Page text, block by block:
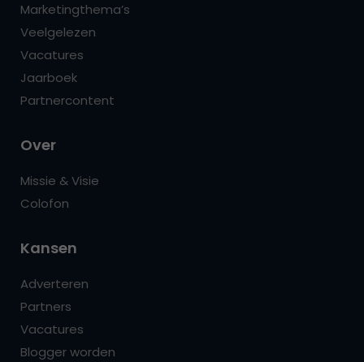
Marketingthema’s
Veelgelezen
Vacatures
Jaarboek
Partnercontent
Over
Missie & Visie
Colofon
Kansen
Adverteren
Partners
Vacatures
Blogger worden